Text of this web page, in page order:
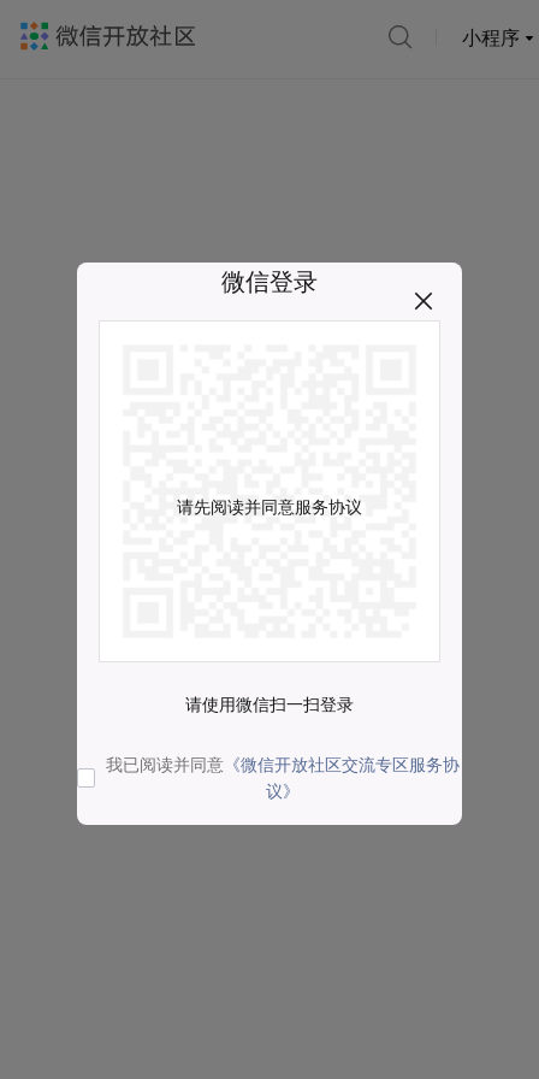
小程序
微信登录
请先阅读并同意服务协议
请使用微信扫一扫登录
我已阅读并同意 《微信开放社区交流专区服务协
议》